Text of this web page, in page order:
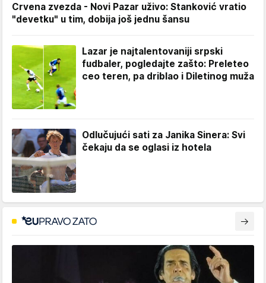
Crvena zvezda - Novi Pazar uživo: Stanković vratio
"devetku" u tim, dobija još jednu šansu
Lazar je najtalentovaniji srpski
fudbaler, pogledajte zašto: Preleteo
ceo teren, pa driblao i Diletinog muža
Odlučujući sati za Janika Sinera: Svi
čekaju da se oglasi iz hotela